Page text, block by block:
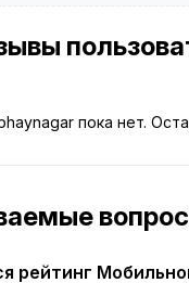
пока нет.
рейтинг